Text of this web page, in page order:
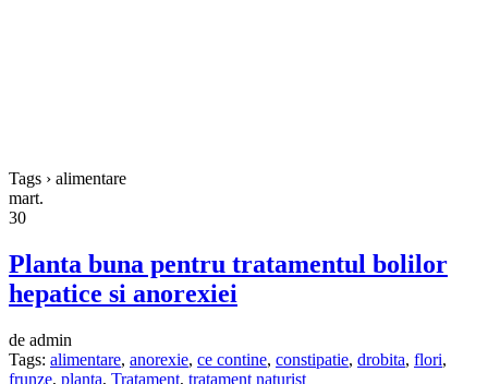
Tags › alimentare
mart.
30
Planta buna pentru tratamentul bolilor
hepatice si anorexiei
de admin
Tags: alimentare, anorexie, ce contine, constipatie, drobita, flori,
frunze, planta, Tratament, tratament naturist